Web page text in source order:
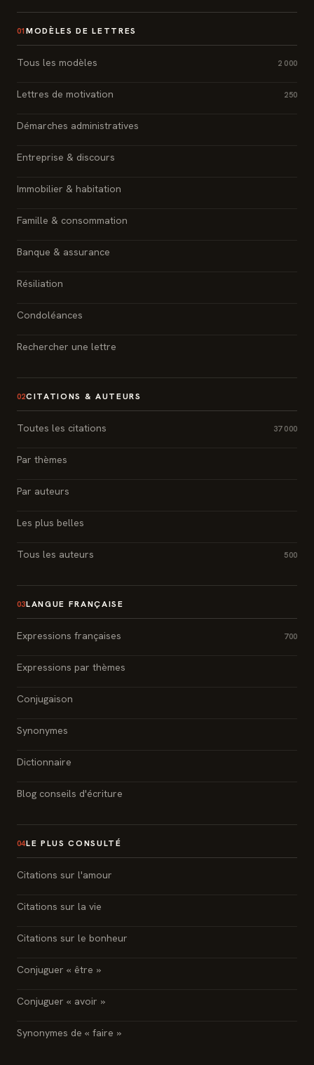
01 MODÈLES DE LETTRES
Tous les modèles 2 000
Lettres de motivation 250
Démarches administratives
Entreprise & discours
Immobilier & habitation
Famille & consommation
Banque & assurance
Résiliation
Condoléances
Rechercher une lettre
02CITATIONS & AUTEURS
Toutes les citations 37 000
Par thèmes
Par auteurs
Les plus belles
Tous les auteurs 500
03LANGUE FRANÇAISE
Expressions françaises 700
Expressions par thèmes
Conjugaison
Synonymes
Dictionnaire
Blog conseils d'écriture
04LE PLUS CONSULTÉ
Citations sur l'amour
Citations sur la vie
Citations sur le bonheur
Conjuguer « être »
Conjuguer « avoir »
Synonymes de « faire »